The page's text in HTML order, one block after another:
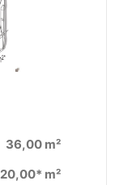
36,00 m²
20,00* m²